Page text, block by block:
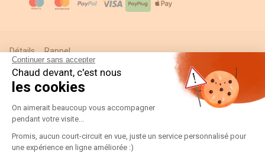
Continuer sans accepter
Chaud devant, c'est nous
les cookies
Plateforme de Gestion du
On aimerait beaucoup vous accompagner
pendant votre visite...
Promis, aucun court-circuit en vue, juste un service personnalisé pour
une expérience en ligne améliorée :)
Détails Rappel
Informations techniques
Détails